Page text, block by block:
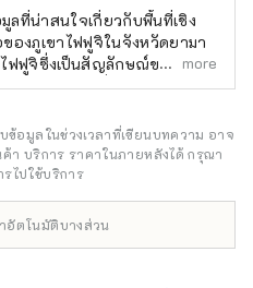
ลที่น่าสนใจเกี่ยวกับพื้นที่เชิง
องภูเขาไฟฟูจิในจังหวัดยามา
ฟฟูจิซึ่งเป็นสัญลักษณ์ของ
บการยอมรับทั่วโลก ตลอดจน
Lakes) ซึ่งตั้งอยู่ทางตอนเหนือ
จังหวัดยามานาชิ เป็นพื้นที่ที่
ธรรมชาติ ประกอบด้วย
าบโชจิ (Lake Shojiko),
more
ข้อมูลในช่วงเวลาที่เขียนบทความ อาจ
า บริการ ราคาในภายหลังได้ กรุณา
ไปใช้บริการ
อัตโนมัติบางส่วน